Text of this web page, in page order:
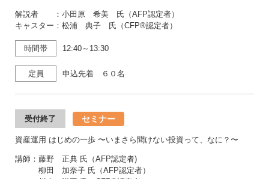
解説者 ：小田原 希美 氏（AFP認定者）
キャスター：松浦 典子 氏（CFP®認定者）
時間帯 12:40～13:30
定員 申込先着 ６０名
受付終了 セミナー
資産運用 はじめの一歩 〜いまさら聞けない投資って、なに？〜
講師：藤野 正典 氏（AFP認定者)
柳田 加奈子 氏（AFP認定者）